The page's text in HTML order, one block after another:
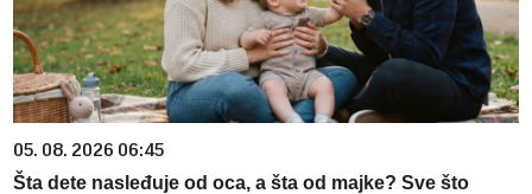
05. 08. 2026 06:45
Šta dete nasleđuje od oca, a šta od majke? Sve što